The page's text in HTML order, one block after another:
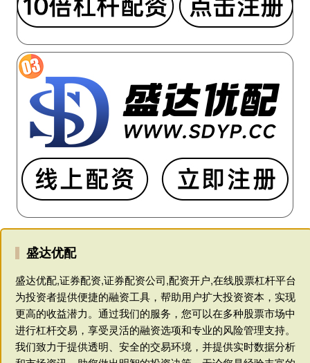
盛达优配
盛达优配,证券配资,证券配资公司,配资开户,在线股票杠杆平台
为投资者提供便捷的融资工具，帮助用户扩大投资资本，实现
更高的收益潜力。通过我们的服务，您可以在多种股票市场中
进行杠杆交易，享受灵活的融资选项和专业的风险管理支持。
我们致力于提供透明、安全的交易环境，并提供实时数据分析